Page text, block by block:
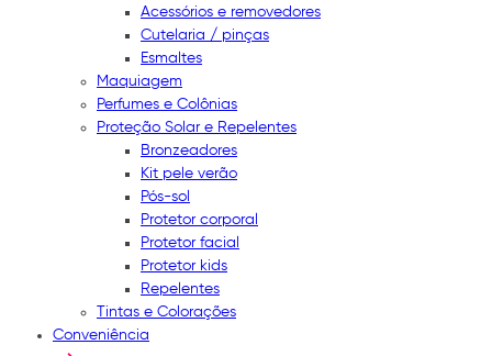
Acessórios e removedores
Cutelaria / pinças
Esmaltes
Maquiagem
Perfumes e Colônias
Proteção Solar e Repelentes
Bronzeadores
Kit pele verão
Pós-sol
Protetor corporal
Protetor facial
Protetor kids
Repelentes
Tintas e Colorações
Conveniência